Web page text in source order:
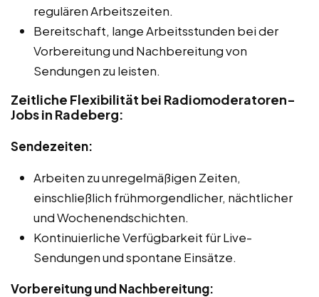
regulären Arbeitszeiten.
Bereitschaft, lange Arbeitsstunden bei der
Vorbereitung und Nachbereitung von
Sendungen zu leisten.
Zeitliche Flexibilität bei Radiomoderatoren-
Jobs in Radeberg:
Sendezeiten:
Arbeiten zu unregelmäßigen Zeiten,
einschließlich frühmorgendlicher, nächtlicher
und Wochenendschichten.
Kontinuierliche Verfügbarkeit für Live-
Sendungen und spontane Einsätze.
Vorbereitung und Nachbereitung: